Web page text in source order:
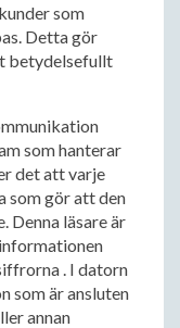
som
Detta gör
betydelsefullt
som hanterar
det att varje
som gör att den
Denna läsare är
. I datorn
som är ansluten
annan